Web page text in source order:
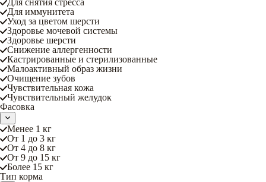
Для иммунитета
Уход за цветом шерсти
Здоровье мочевой системы
Здоровье шерсти
Снижение аллергенности
Кастрированные и стерилизованные
Малоактивный образ жизни
Очищение зубов
Чувствительная кожа
Чувствительный желудок
Фасовка
Менее 1 кг
От 1 до 3 кг
От 4 до 8 кг
От 9 до 15 кг
Более 15 кг
Тип корма